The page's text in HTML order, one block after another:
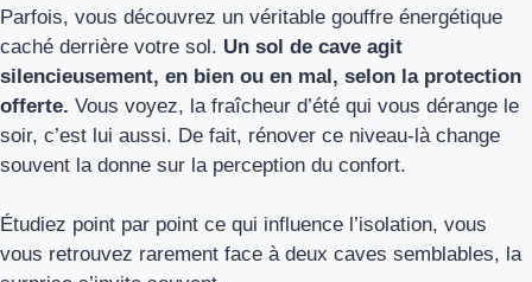
Parfois, vous découvrez un véritable gouffre énergétique
caché derrière votre sol. Un sol de cave agit
silencieusement, en bien ou en mal, selon la protection
offerte. Vous voyez, la fraîcheur d’été qui vous dérange le
soir, c’est lui aussi. De fait, rénover ce niveau-là change
souvent la donne sur la perception du confort.
Étudiez point par point ce qui influence l’isolation, vous
vous retrouvez rarement face à deux caves semblables, la